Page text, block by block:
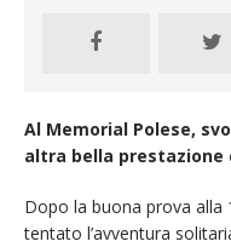
Al Memorial Polese,
altra bella prestazione
Dopo la buona prova alla
tentato l’avventura